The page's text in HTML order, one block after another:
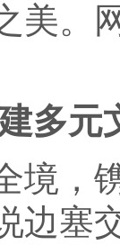
美。
元
，镌
边塞